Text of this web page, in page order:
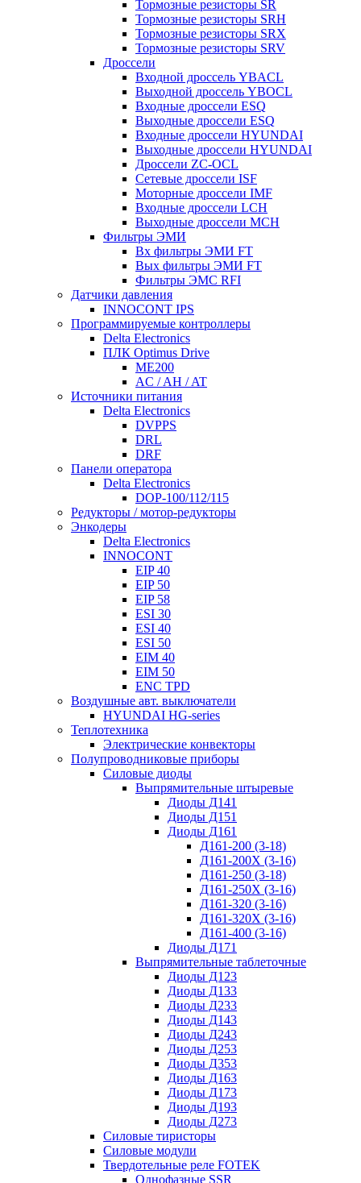
Тормозные резисторы SR
Тормозные резисторы SRH
Тормозные резисторы SRX
Тормозные резисторы SRV
Дроссели
Входной дроссель YBACL
Выходной дроссель YBOCL
Входные дроссели ESQ
Выходные дроссели ESQ
Входные дроссели HYUNDAI
Выходные дроссели HYUNDAI
Дроссели ZC-OCL
Сетевые дроссели ISF
Моторные дроссели IMF
Входные дроссели LCH
Выходные дроссели MCH
Фильтры ЭМИ
Вх фильтры ЭМИ FT
Вых фильтры ЭМИ FT
Фильтры ЭМС RFI
Датчики давления
INNOCONT IPS
Программируемые контроллеры
Delta Electronics
ПЛК Optimus Drive
ME200
AC / AH / AT
Источники питания
Delta Electronics
DVPPS
DRL
DRF
Панели оператора
Delta Electronics
DOP-100/112/115
Редукторы / мотор-редукторы
Энкодеры
Delta Electronics
INNOCONT
EIP 40
EIP 50
EIP 58
ESI 30
ESI 40
ESI 50
EIM 40
EIM 50
ENC TPD
Воздушные авт. выключатели
HYUNDAI HG-series
Теплотехника
Электрические конвекторы
Полупроводниковые приборы
Силовые диоды
Выпрямительные штыревые
Диоды Д141
Диоды Д151
Диоды Д161
Д161-200 (3-18)
Д161-200Х (3-16)
Д161-250 (3-18)
Д161-250Х (3-16)
Д161-320 (3-16)
Д161-320Х (3-16)
Д161-400 (3-16)
Диоды Д171
Выпрямительные таблеточные
Диоды Д123
Диоды Д133
Диоды Д233
Диоды Д143
Диоды Д243
Диоды Д253
Диоды Д353
Диоды Д163
Диоды Д173
Диоды Д193
Диоды Д273
Силовые тиристоры
Силовые модули
Твердотельные реле FOTEK
Однофазные SSR